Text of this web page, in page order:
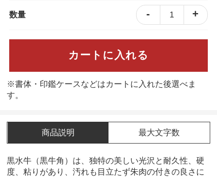
数量 - 1 +
カートに入れる
※書体・印鑑ケースなどはカートに入れた後選べま
す。
商品説明 最大文字数
黒水牛（黒牛角）は、独特の美しい光沢と耐久性、硬
度、粘りがあり、汚れも目立たず朱肉の付きの良さに